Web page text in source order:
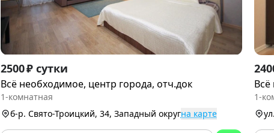
Item
1
of
2500 ₽ сутки
Всё необходимое, центр города, отч.док
1-комнатная
б-р. Свято-Троицкий, 34, Западный округна карте
1
of
Всё
1-